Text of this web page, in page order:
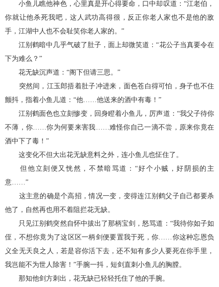
小鱼儿瞧他神色，心里真是开心得要命，口中却叹道：“江老伯，
你就让他杀死我吧，这人武功高得很，反正你老人家也不是他的敌
手，江湖中人也不会耻笑你老人家的。”
江别鹤暗中几乎气破了肚子，面上却微笑道：“花公子当真要令在
下为难么？”
花无缺沉声道：“阁下但请三思。”
突然间，江玉郎捂着肚子冲进来，面色苍白得可怕，身子也不住
颤抖，指着小鱼儿道：“他……他送来的酒中有毒！”
江别鹤面色也立刻惨变，回身瞪着小鱼儿，厉声道：“我父子待你
不薄，你……你为何要来害我……难怪你自己一滴不尝，原来你竟在
酒中下了毒！”
这变化不但大出花无缺意料之外，连小鱼儿也怔住了。
但他立刻便又恍然，不禁暗骂道：“好个小贼，好阴损的主
意……”
这主意的确是个高招，情况一变，变得连江别鹤父子自己都要杀
他了，自然再也用不着阻拦花无缺。
只见江别鹤突然自怀中拔出了那柄宝剑，怒骂道：“我待你如子如
侄，不想你竟为了这区区一柄剑便要置我于死，你……你这种忘恩负
义全无天良之人，若是容你活下去，还不知有多少人要死在你手里，
我岂能不为世人除害！”手腕一抖，短剑直刺小鱼儿的胸膛。
那知他剑方刺出，花无缺已轻轻托住了他的手腕。